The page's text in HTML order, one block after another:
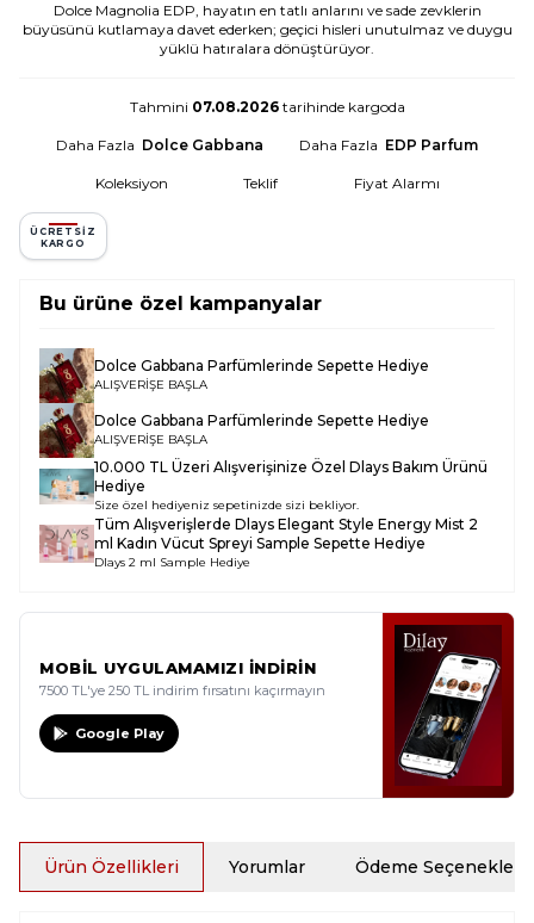
Dolce Magnolia EDP, hayatın en tatlı anlarını ve sade zevklerin
büyüsünü kutlamaya davet ederken; geçici hisleri unutulmaz ve duygu
yüklü hatıralara dönüştürüyor.
Tahmini 07.08.2026tarihinde kargoda
Daha Fazla Dolce Gabbana Daha Fazla EDP Parfum
Koleksiyon Teklif Fiyat Alarmı
ÜCRETSIZ
KARGO
Bu ürüne özel kampanyalar
Dolce Gabbana Parfümlerinde Sepette Hediye
ALIŞVERİŞE BAŞLA
Dolce Gabbana Parfümlerinde Sepette Hediye
ALIŞVERİŞE BAŞLA
10.000 TL Üzeri Alışverişinize Özel Dlays Bakım Ürünü
Hediye
Size özel hediyeniz sepetinizde sizi bekliyor.
Tüm Alışverişlerde Dlays Elegant Style Energy Mist 2
ml Kadın Vücut Spreyi Sample Sepette Hediye
Dlays 2 ml Sample Hediye
MOBİL UYGULAMAMIZI İNDİRİN
7500 TL'ye 250 TL indirim fırsatını kaçırmayın
Google Play
Ürün Özellikleri Yorumlar Ödeme Seçenekleri